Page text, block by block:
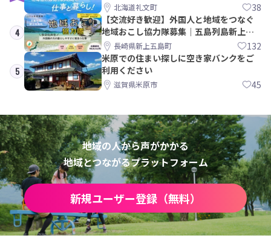
北海道礼文町 38
4
【交流好き歓迎】外国人と地域をつなぐ
地域おこし協力隊募集｜五島列島新上五
島町長崎県新上五島町 132
5
米原での住まい探しに空き家バンクをご
利用ください
滋賀県米原市 45
地域の人から声がかかる
地域とつながるプラットフォーム
新規ユーザー登録（無料）